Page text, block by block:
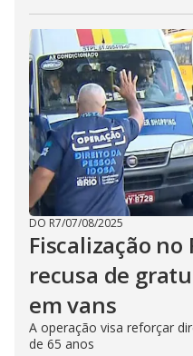
DO R7/07/08/2025
Fiscalização
recusa de
em vans
A operação visa reforçar
de 65 anos